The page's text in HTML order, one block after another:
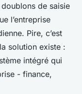
de saisie
l’entreprise
Pire, c’est
solution existe :
intégré qui
- finance,